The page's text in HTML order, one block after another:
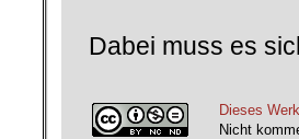
Dabei muss es
Dieses
Nicht